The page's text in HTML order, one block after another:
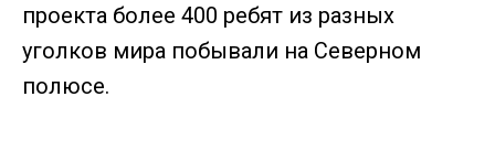
проекта более 400 ребят из разных
уголков мира побывали на Северном
полюсе.